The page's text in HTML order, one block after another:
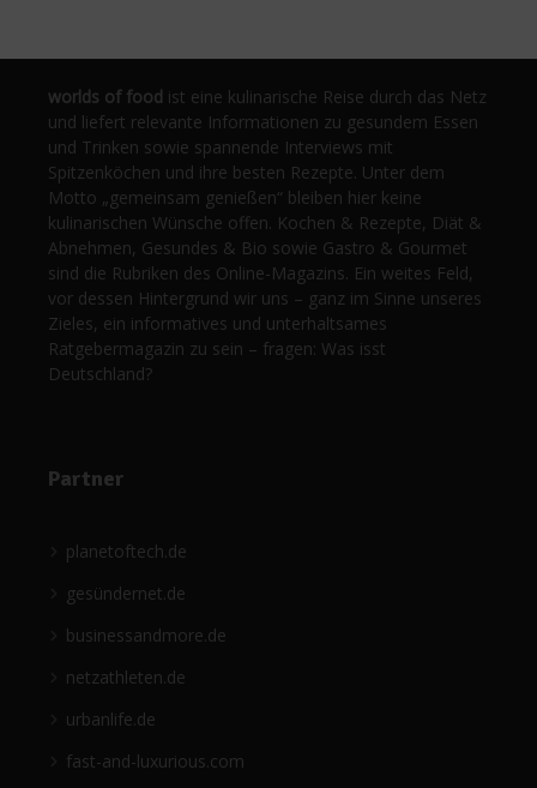
worlds of food ist eine kulinarische Reise durch das Netz
und liefert relevante Informationen zu gesundem Essen
und Trinken sowie spannende Interviews mit
Spitzenköchen und ihre besten Rezepte. Unter dem
Motto „gemeinsam genießen“ bleiben hier keine
kulinarischen Wünsche offen. Kochen & Rezepte, Diät &
Abnehmen, Gesundes & Bio sowie Gastro & Gourmet
sind die Rubriken des Online-Magazins. Ein weites Feld,
vor dessen Hintergrund wir uns – ganz im Sinne unseres
Zieles, ein informatives und unterhaltsames
Ratgebermagazin zu sein – fragen: Was isst
Deutschland?
Partner
planetoftech.de
gesündernet.de
businessandmore.de
netzathleten.de
urbanlife.de
fast-and-luxurious.com